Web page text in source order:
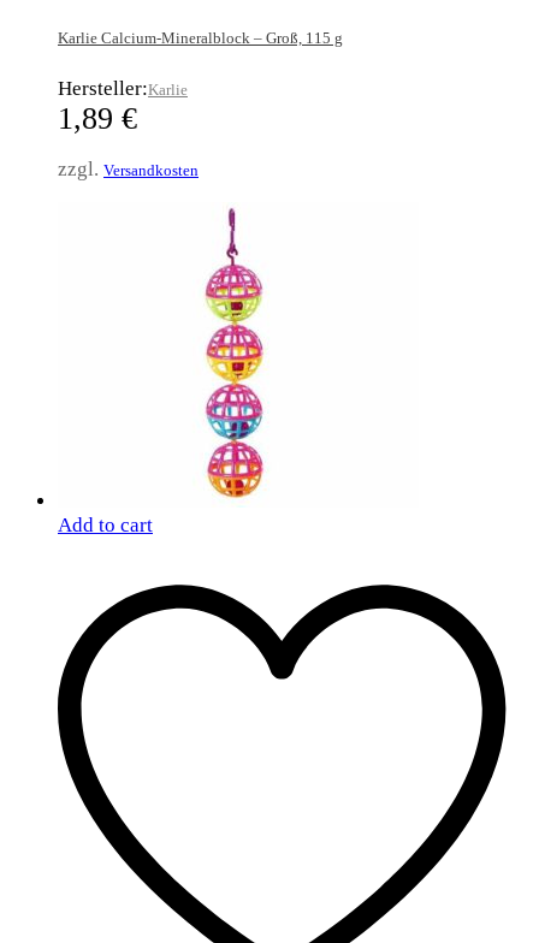
Karlie Calcium-Mineralblock – Groß, 115 g
Hersteller:Karlie
1,89 €
zzgl. Versandkosten
Add to cart